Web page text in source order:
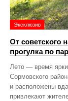
Эксклюзив
От советского
прогулка по
Лето — время
Сормовского
и расположены
привлекают